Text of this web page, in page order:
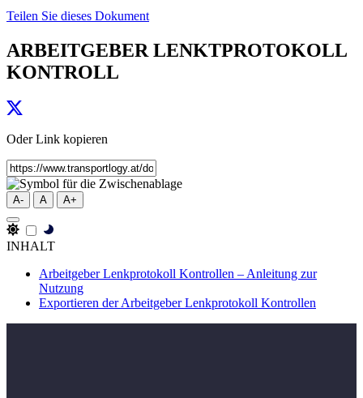
Teilen Sie dieses Dokument
ARBEITGEBER LENKTPROTOKOLL
KONTROLL
Oder Link kopieren
A- A A+
INHALT
Arbeitgeber Lenkprotokoll Kontrollen – Anleitung zur
Nutzung
Exportieren der Arbeitgeber Lenkprotokoll Kontrollen